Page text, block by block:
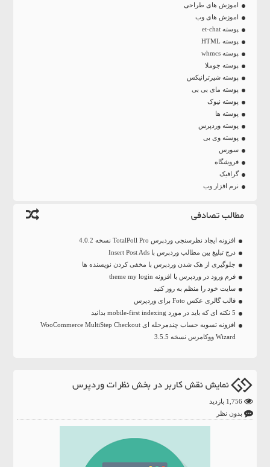
اموزش های طراحی
اموزش های وب
پوسته et-chat
پوسته HTML
پوسته whmcs
پوسته جوملا
پوسته شیرترانیکس
پوسته مای بی بی
پوسته نیوک
پوسته ها
پوسته وردپرس
پوسته وی بی
سورس
فروشگاه
گرافیک
نرم افزار وب
مطالب تصادفی
افزونه ایجاد نظرسنجی وردپرس TotalPoll Pro نسخه 4.0.2
درج تبلیغ بین مطالب وردپرس با Insert Post Ads
جلوگیری از هک شدن وردپرس با مخفی کردن نویسنده ها
فرم ورود در وردپرس با افزونه theme my login
سایت خود را منظم به روز کنید
قالب گالری عکس Foto برای وردپرس
5 نکته ای که باید در مورد mobile-first indexing بدانید
افزونه تسویه حساب چندمرحله ای WooCommerce MultiStep Checkout
Wizard ووکامرس نسخه 3.5.5
نمایش نقش کاربر در بخش نظرات وردپرس
1,756 بازدید
بدون نظر